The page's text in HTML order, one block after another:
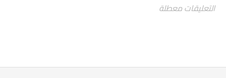
التعليقات معطلة